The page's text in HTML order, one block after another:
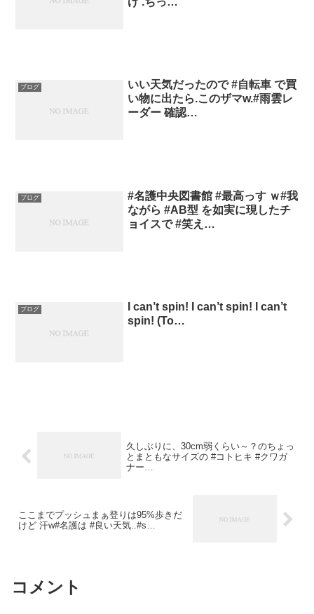
ブログ
いい天気だったので #自転車 で買
い物に出たら.このザマw.#雨雲レ
ーダー 確認…
ブログ
#名護中央図書館 #最高っす ｗ#我
ながら #AB型 を如実に現したチ
ョイスで #笑え…
ブログ
I can’t spin! I can’t spin! I can’t
spin! (To…
久しぶりに、30cm弱くらい～？のちょっ
とまともなサイズの #コトヒキ #クワガ
ナー…
ここまでプッシュまぁ登りは95%歩きだ
けど 汗w#名護は #良い天気..#s…
コメント